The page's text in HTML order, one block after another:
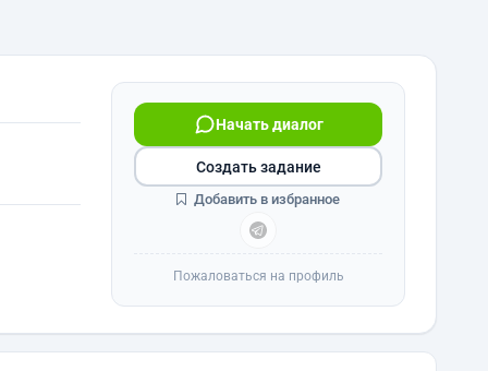
Начать диалог
Создать задание
Добавить в избранное
Пожаловаться на профиль